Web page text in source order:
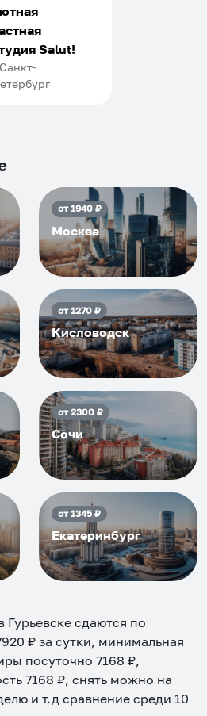
Сервис на
Хозяин
души
Salut!
от1940₽
Москва
от1270₽
Кисловодск
от2300₽
Сочи
от1345₽
Екатеринбург
Гурьевске сдаются по
₽ за сутки, минимальная
посуточно 7168 ₽,
7168 ₽, снять можно на
и т.д сравнение среди 10